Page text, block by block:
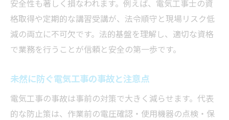
再生可能エネルギー導入に伴う電気工事の
変化
小規模現場で注目の新しい電気工事技術
現場で増える再生可能エネルギー設備の実
務
最新動向から見る電気工事士の役割拡大
安全性も著しく損なわれます。例えば、電気工事士の資
格取得や定期的な講習受講が、法令順守と現場リスク低
減の両立に不可欠です。法的基盤を理解し、適切な資格
で業務を行うことが信頼と安全の第一歩です。
未然に防ぐ電気工事の事故と注意点
電気工事の事故は事前の対策で大きく減らせます。代表
的な防止策は、作業前の電圧確認・使用機器の点検・保